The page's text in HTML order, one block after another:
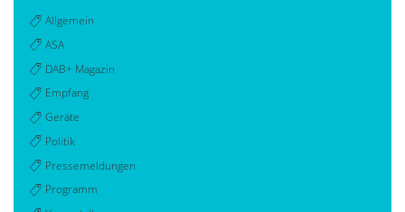
Allgemein
ASA
DAB+ Magazin
Empfang
Geräte
Politik
Pressemeldungen
Programm